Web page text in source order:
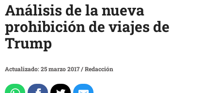
Análisis de la nueva
prohibición de viajes de
Trump
Actualizado: 25 marzo 2017/Redacción